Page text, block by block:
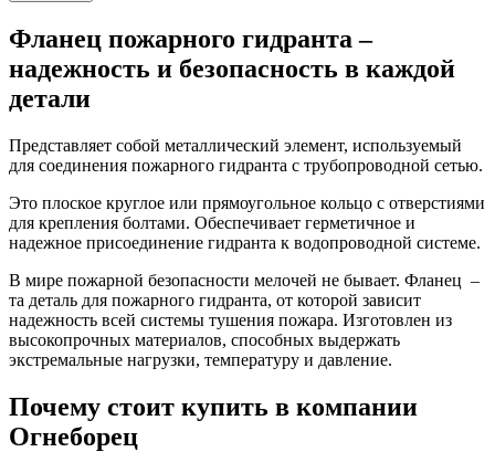
Фланец пожарного гидранта –
надежность и безопасность в каждой
детали
Представляет собой металлический элемент, используемый
для соединения пожарного гидранта с трубопроводной сетью.
Это плоское круглое или прямоугольное кольцо с отверстиями
для крепления болтами. Обеспечивает герметичное и
надежное присоединение гидранта к водопроводной системе.
В мире пожарной безопасности мелочей не бывает. Фланец –
та деталь для пожарного гидранта, от которой зависит
надежность всей системы тушения пожара. Изготовлен из
высокопрочных материалов, способных выдержать
экстремальные нагрузки, температуру и давление.
Почему стоит купить в компании
Огнеборец